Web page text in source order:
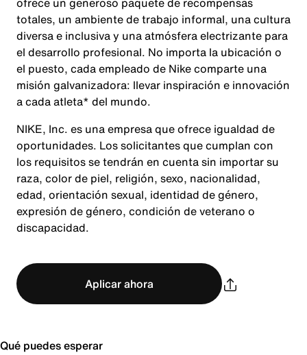
totales, un ambiente de trabajo informal, una cultura
diversa e inclusiva y una atmósfera electrizante para
el desarrollo profesional. No importa la ubicación o
el puesto, cada empleado de Nike comparte una
misión galvanizadora: llevar inspiración e innovación
a cada atleta* del mundo.
NIKE, Inc. es una empresa que ofrece igualdad de
oportunidades. Los solicitantes que cumplan con
los requisitos se tendrán en cuenta sin importar su
raza, color de piel, religión, sexo, nacionalidad,
edad, orientación sexual, identidad de género,
expresión de género, condición de veterano o
discapacidad.
Aplicar ahora
Qué puedes esperar